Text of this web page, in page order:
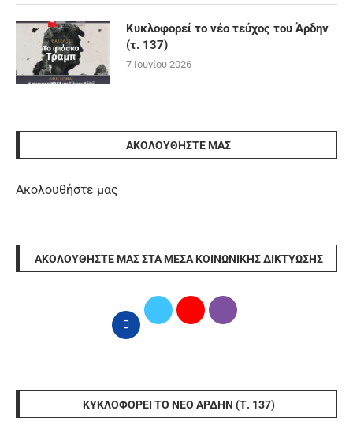
Κυκλοφορεί το νέο τεύχος του Άρδην
(τ. 137)
7 Ιουνίου 2026
ΑΚΟΛΟΥΘΉΣΤΕ ΜΑΣ
Ακολουθήστε μας
ΑΚΟΛΟΥΘΉΣΤΕ ΜΑΣ ΣΤΑ ΜΈΣΑ ΚΟΙΝΩΝΙΚΉΣ ΔΙΚΤΎΩΣΗΣ
ΚΥΚΛΟΦΟΡΕΊ ΤΟ ΝΈΟ ΆΡΔΗΝ (Τ. 137)